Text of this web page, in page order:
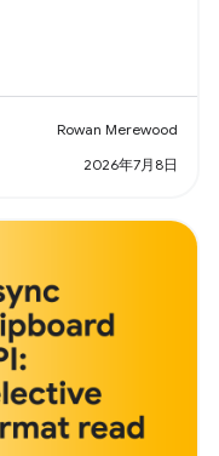
Rowan Merewood
2026年7月8日